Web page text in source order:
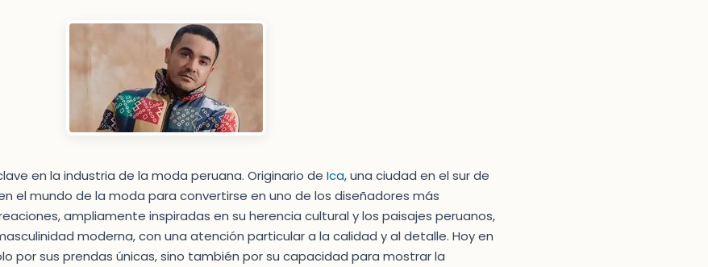
en la industria de la moda peruana. Originario de Ica, una ciudad en el sur de
el mundo de la moda para convertirse en uno de los diseñadores más
ampliamente inspiradas en su herencia cultural y los paisajes peruanos,
moderna, con una atención particular a la calidad y al detalle. Hoy en
por sus prendas únicas, sino también por su capacidad para mostrar la